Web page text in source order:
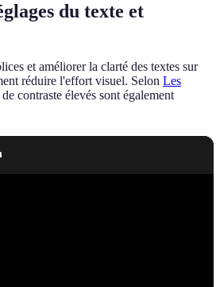
du texte et
et améliorer la clarté des textes sur
réduire l'effort visuel. Selon Les
contraste élevés sont également